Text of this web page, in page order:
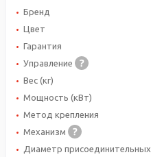
Бренд
Цвет
Гарантия
Управление
Вес (кг)
Мощность (кВт)
Метод крепления
Механизм
Диаметр присоединительных